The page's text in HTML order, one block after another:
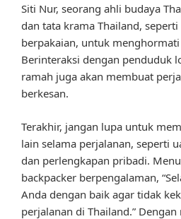
Siti Nur, seorang ahli budaya
dan tata krama Thailand,
berpakaian, untuk
Berinteraksi dengan penduduk
ramah juga akan membuat
berkesan.
Terakhir, jangan lupa untuk
lain selama perjalanan, seperti
dan perlengkapan pribadi.
backpacker berpengalaman,
Anda dengan baik agar tidak
perjalanan di Thailand.”